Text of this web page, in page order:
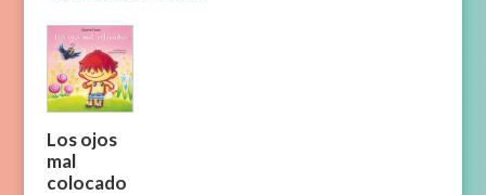
Los ojos
mal
colocado